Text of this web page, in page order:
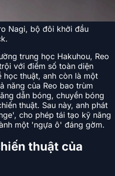
Nagi, bộ đôi khởi đầu
trung học Hakuhou, Reo
với điểm số toàn diện
thuật, anh còn là một
năng của Reo bao trùm
dẫn bóng, chuyền bóng
thuật. Sau này, anh phát
cho phép tái tạo kỹ năng
một 'ngựa ô' đáng gờm.
thuật của